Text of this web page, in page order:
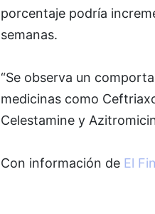
porcentaje podría
semanas.
“Se observa un
medicinas como
Celestamine y
Con información de El